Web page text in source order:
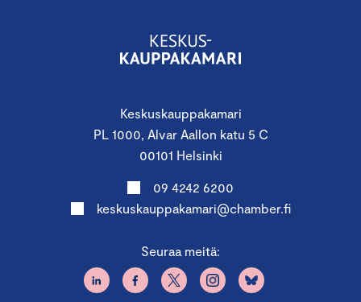
Keskuskauppakamari
PL 1000, Alvar Aallon katu 5 C
00101 Helsinki
09 4242 6200
keskuskauppakamari@chamber.fi
Seuraa meitä: